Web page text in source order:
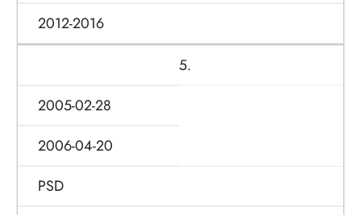
2012-2016
5.
2005-02-28
2006-04-20
PSD